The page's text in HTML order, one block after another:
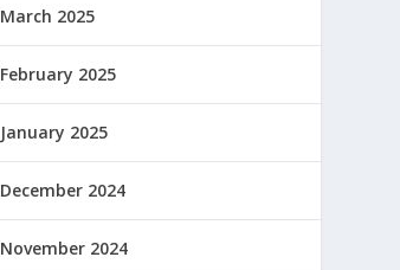
March 2025
February 2025
January 2025
December 2024
November 2024